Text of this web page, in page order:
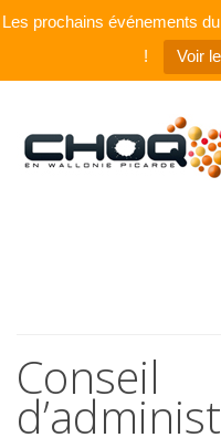
Les prochains événements
!
Voir
Conseil